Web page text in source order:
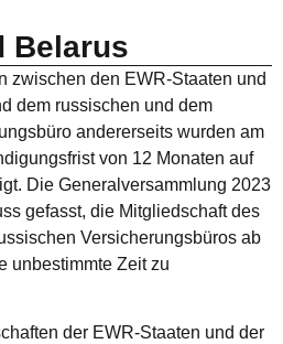
Belarus
zwischen den EWR-Staaten und
dem russischen und dem
andererseits wurden am
von 12 Monaten auf
Die Generalversammlung 2023
gefasst, die Mitgliedschaft des
Versicherungsbüros ab
unbestimmte Zeit zu
der EWR-Staaten und der